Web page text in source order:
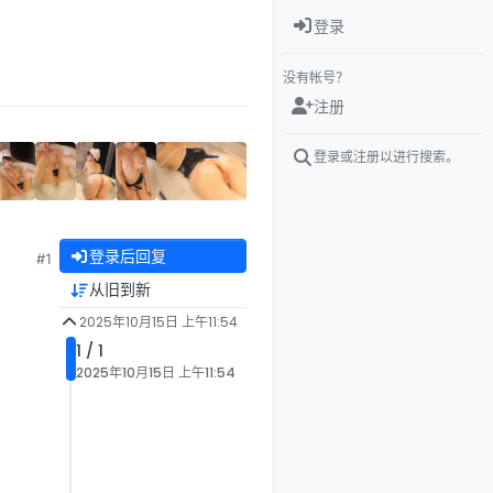
#1 登录后回复
从旧到新
2025年10月15日 上午11:54
1 / 1
2025年10月15日 上午11:54
登录
没有帐号？
注册
登录或注册以进行搜索。